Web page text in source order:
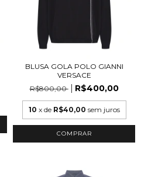
BLUSA GOLA POLO GIANNI
VERSACE
R$800,00
R$400,00
10 x de R$40,00 sem juros
COMPRAR